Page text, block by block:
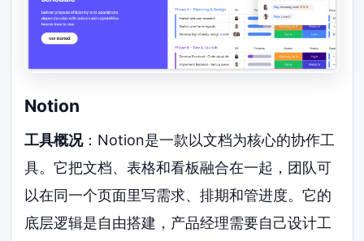
Notion
工具概况：Notion是一款以文档为核心的协作工
具。它把文档、表格和看板融合在一起，团队可
以在同一个页面里写需求、排期和管进度。它的
底层逻辑是自由搭建，产品经理需要自己设计工